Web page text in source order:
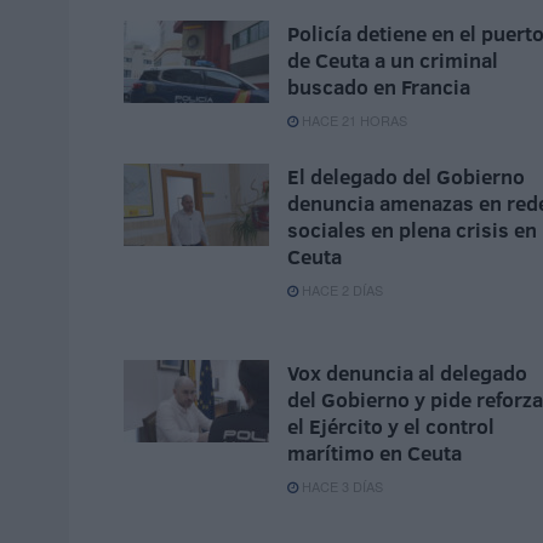
Policía detiene en el puerto
de Ceuta a un criminal
buscado en Francia
HACE 21 HORAS
El delegado del Gobierno
denuncia amenazas en
sociales en plena crisis en
Ceuta
HACE 2 DÍAS
Vox denuncia al delegado
del Gobierno y pide
el Ejército y el control
marítimo en Ceuta
HACE 3 DÍAS